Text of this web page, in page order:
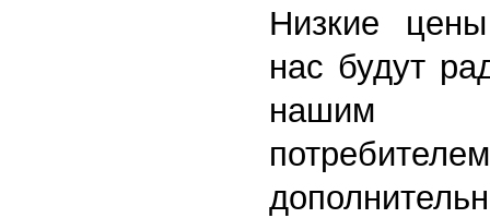
Низкие
нас будут
нашим